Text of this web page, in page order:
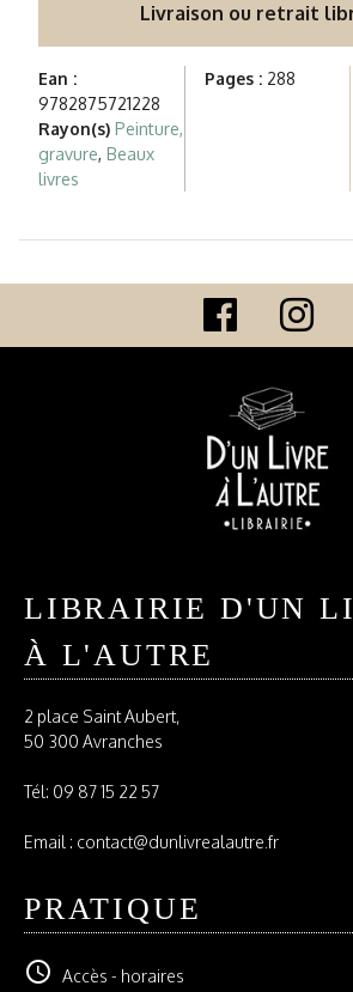
Livraison ou retrait
Ean :
9782875721228
Rayon(s) Peinture,
gravure, Beaux
livres
Pages :288
LIBRAIRIE D'UN
À L'AUTRE
2 place Saint Aubert,
50 300 Avranches
Tél: 09 87 15 22 57
Email : contact@dunlivrealautre.fr
PRATIQUE
schedule Accès - horaires